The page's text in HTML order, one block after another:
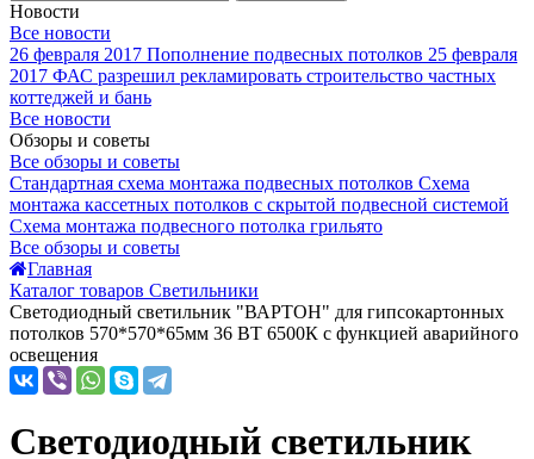
Новости
Все новости
26 февраля 2017 Пополнение подвесных потолков 25 февраля
2017 ФАС разрешил рекламировать строительство частных
коттеджей и бань
Все новости
Обзоры и советы
Все обзоры и советы
Стандартная схема монтажа подвесных потолков Схема
монтажа кассетных потолков с скрытой подвесной системой
Схема монтажа подвесного потолка грильято
Все обзоры и советы
Главная
Каталог товаров Светильники
Светодиодный светильник "ВАРТОН" для гипсокартонных
потолков 570*570*65мм 36 ВТ 6500К с функцией аварийного
освещения
Светодиодный светильник